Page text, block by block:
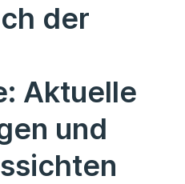
der
Aktuelle
und